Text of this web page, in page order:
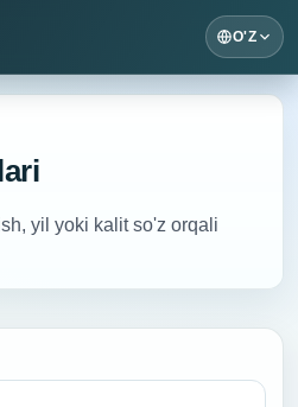
O'Z
yil yoki kalit so'z orqali